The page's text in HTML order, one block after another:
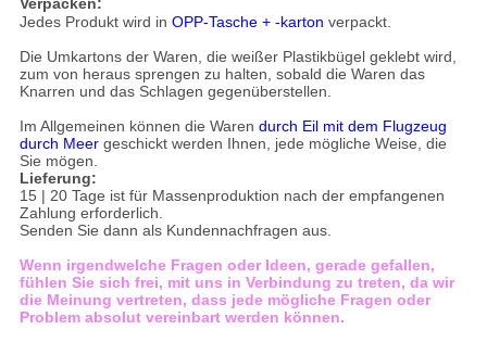
Verpacken:
Jedes Produkt wird in OPP-Tasche + -karton verpackt.
Die Umkartons der Waren, die weißer Plastikbügel geklebt wird,
zum von heraus sprengen zu halten, sobald die Waren das
Knarren und das Schlagen gegenüberstellen.
Im Allgemeinen können die Waren durch Eil mit dem Flugzeug
durch Meergeschickt werden Ihnen, jede mögliche Weise, die
Sie mögen.
Lieferung:
15 | 20 Tage ist für Massenproduktion nach der empfangenen
Zahlung erforderlich.
Senden Sie dann als Kundennachfragen aus.
Wenn irgendwelche Fragen oder Ideen, gerade gefallen,
fühlen Sie sich frei, mit uns in Verbindung zu treten, da wir
die Meinung vertreten, dass jede mögliche Fragen oder
Problem absolut vereinbart werden können.